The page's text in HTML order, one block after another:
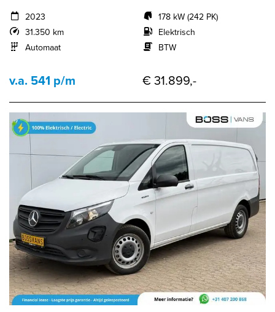
2023
31.350 km
Automaat
178 kW (242 PK)
Elektrisch
BTW
v.a. 541 p/m € 31.899,-